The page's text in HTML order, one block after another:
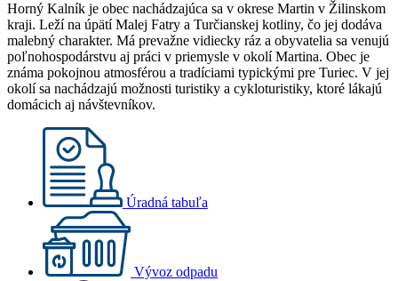
Horný Kalník je obec nachádzajúca sa v okrese Martin v Žilinskom
kraji. Leží na úpätí Malej Fatry a Turčianskej kotliny, čo jej dodáva
malebný charakter. Má prevažne vidiecky ráz a obyvatelia sa venujú
poľnohospodárstvu aj práci v priemysle v okolí Martina. Obec je
známa pokojnou atmosférou a tradíciami typickými pre Turiec. V jej
okolí sa nachádzajú možnosti turistiky a cykloturistiky, ktoré lákajú
domácich aj návštevníkov.
Úradná tabuľa
Vývoz odpadu